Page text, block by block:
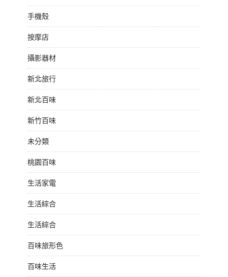
手機殼
按摩店
攝影器材
新北旅行
新北百味
新竹百味
未分類
桃園百味
生活家電
生活綜合
生活綜合
百味旅形色
百味生活